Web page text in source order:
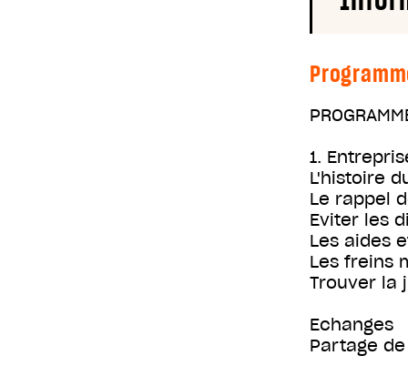
1.
L'histoire
Le rappel
Eviter les
Les aides
Les freins
Trouver la
Echanges
Partage